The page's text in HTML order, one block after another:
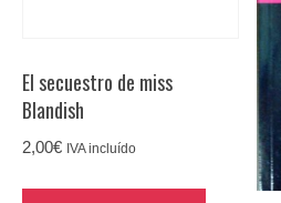
El secuestro de miss
Blandish
2,00€ IVA incluído